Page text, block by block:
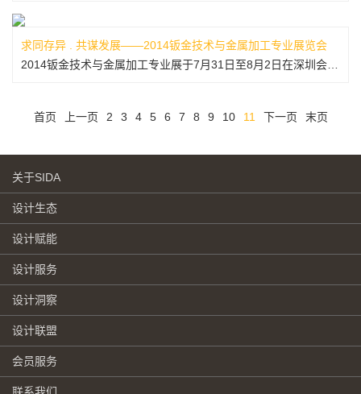
求同存异 . 共谋发展——2014钣金技术与金属加工专业展览会
首页 上一页 2 3 4 5 6 7 8 9 10 11 下一页 末页
关于SIDA
设计生态
设计赋能
设计服务
设计洞察
设计联盟
会员服务